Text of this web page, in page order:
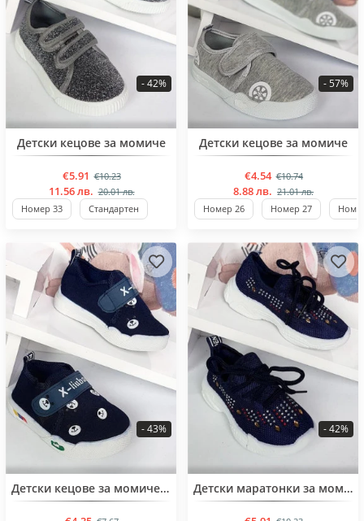
BESTSELLER
Детски кецове за момиче
€5.91 €10.23
- 42%
11.56 лв. 20.01 лв.
Номер 33
Стандартен
BESTSELLER
Детски кецове за момиче
€4.54 €10.74
- 57%
8.88 лв. 21.01 лв.
Номер 26
Номер 27
BESTSELLERДетски кецове за момичета от 21 до 25 номер
- 43%
BESTSELLERДетски маратонки за момичета от 25 до 30 номер
- 42%